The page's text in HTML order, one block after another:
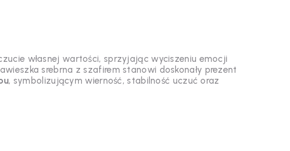
własnej wartości, sprzyjając wyciszeniu emocji
srebrna z szafirem stanowi doskonały prezent
, symbolizującym wierność, stabilność uczuć oraz